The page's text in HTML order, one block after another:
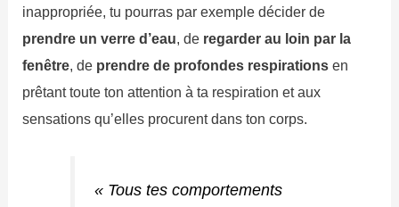
inappropriée, tu pourras par exemple décider de
prendre un verre d’eau, de regarder au loin par la
fenêtre, de prendre de profondes respirations en
prêtant toute ton attention à ta respiration et aux
sensations qu’elles procurent dans ton corps.
« Tous tes comportements